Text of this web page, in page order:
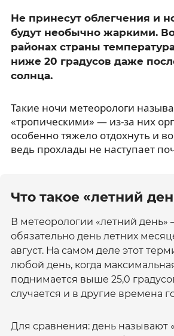
Не принесут облегчения и
будут необычно жаркими.
районах страны
ниже 20 градусов даже
солнца.
Такие ночи метеорологи
«тропическими» — из-за них
особенно тяжело отдохнуть и
ведь прохлады не наступает
Что такое «летний
В метеорологии «летний день»
обязательно день летних
август. На самом деле этот
любой день, когда
поднимается выше 25,0
случается и в другие времена
Для сравнения: день называют